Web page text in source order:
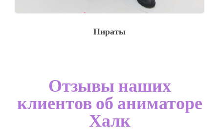
Пираты
Отзывы наших
клиентов об аниматоре
Халк